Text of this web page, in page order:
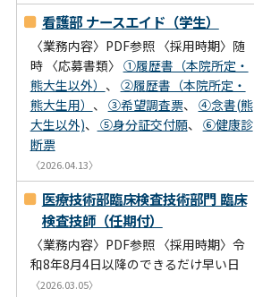
看護部 ナースエイド（学生）
〈業務内容〉PDF参照 〈採用時期〉随
時 〈応募書類〉 ①履歴書（本院所定・
熊大生以外） 、 ②履歴書（本院所定・
熊大生用） 、 ③希望調査票、 ④念書(熊
大生以外)、 ⑤身分証交付願、 ⑥健康診
断票
〈2026.04.13〉
医療技術部臨床検査技術部門 臨床
検査技師（任期付）
〈業務内容〉PDF参照 〈採用時期〉令
和8年8月4日以降のできるだけ早い日
〈2026.03.05〉